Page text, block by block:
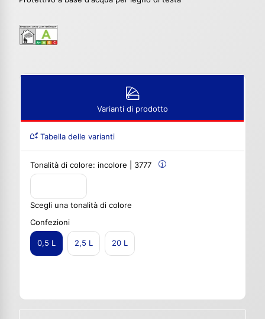
Varianti di prodotto
Tabella delle varianti
Tonalità di colore: incolore | 3777
Scegli una tonalità di colore
Confezioni
0,5 L 2,5 L 20 L